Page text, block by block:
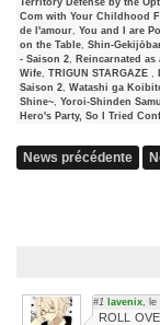
Com with Your Childhood
de l'amour You and I are
on the Table Shin-
- Saison 2
Reincarnated
Wife TRIGUN STARGAZE
Saison 2 Watashi ga
Shine~ Yoroi-Shinden
Hero's Party, So I Tried
News précédente
#1 lavenix , le
ROLL